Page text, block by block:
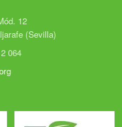
12
(Sevilla)
064